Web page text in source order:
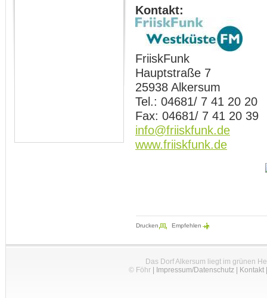
Kontakt:
FriiskFunk
Hauptstraße 7
25938 Alkersum
Tel.: 04681/ 7 41 20 20
Fax: 04681/ 7 41 20 39
info@friiskfunk.de
www.friiskfunk.de
Drucken Empfehlen
Das Dorf Alkersum liegt im grünen
© Föhr| Impressum/Datenschutz| Kontakt